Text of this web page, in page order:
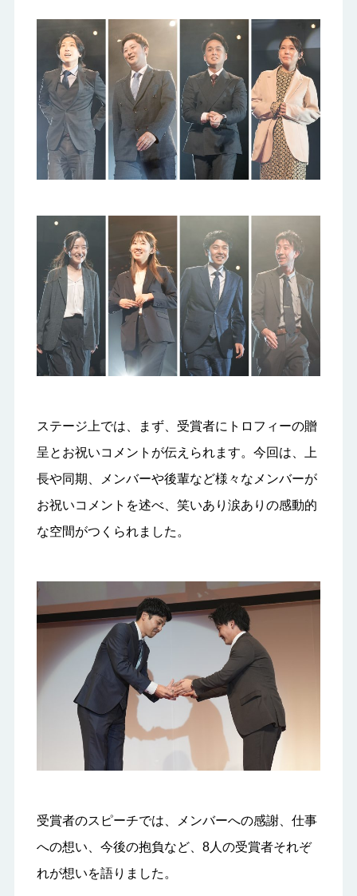
ステージ上では、まず、受賞者にトロフィーの贈
呈とお祝いコメントが伝えられます。今回は、上
長や同期、メンバーや後輩など様々なメンバーが
お祝いコメントを述べ、笑いあり涙ありの感動的
な空間がつくられました。
受賞者のスピーチでは、メンバーへの感謝、仕事
への想い、今後の抱負など、8人の受賞者それぞ
れが想いを語りました。